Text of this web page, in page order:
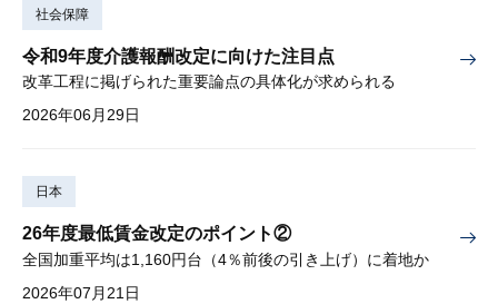
社会保障
令和9年度介護報酬改定に向けた注目点
改革工程に掲げられた重要論点の具体化が求められる
2026年06月29日
日本
26年度最低賃金改定のポイント②
全国加重平均は1,160円台（4％前後の引き上げ）に着地か
2026年07月21日